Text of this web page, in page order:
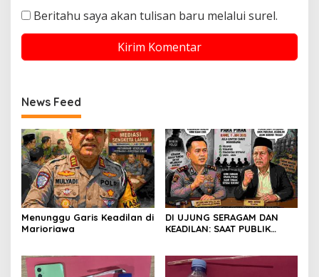
Beritahu saya akan tulisan baru melalui surel.
News Feed
Menunggu Garis Keadilan di
Marioriawa
DI UJUNG SERAGAM DAN
KEADILAN: SAAT PUBLIK
MARIORIAWA